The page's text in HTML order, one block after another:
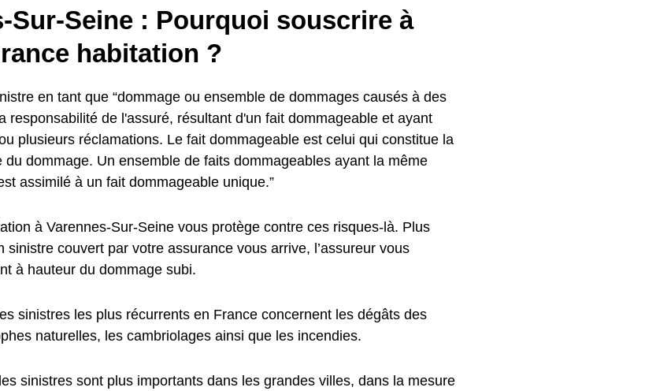
Sur-Seine : Pourquoi souscrire à
habitation ?
en tant que “dommage ou ensemble de dommages causés à des
responsabilité de l'assuré, résultant d'un fait dommageable et ayant
plusieurs réclamations. Le fait dommageable est celui qui constitue la
du dommage. Un ensemble de faits dommageables ayant la même
assimilé à un fait dommageable unique.”
à Varennes-Sur-Seine vous protège contre ces risques-là. Plus
sinistre couvert par votre assurance vous arrive, l’assureur vous
à hauteur du dommage subi.
sinistres les plus récurrents en France concernent les dégâts des
naturelles, les cambriolages ainsi que les incendies.
sinistres sont plus importants dans les grandes villes, dans la mesure